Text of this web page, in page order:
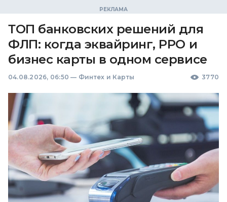
ТОП банковских решений для
ФЛП: когда эквайринг, РРО и
бизнес карты в одном сервисе
04.08.2026, 06:50 — Финтех и Карты 3770